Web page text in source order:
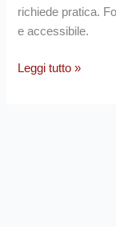
richiede pratica.
e accessibile.
Leggi tutto »